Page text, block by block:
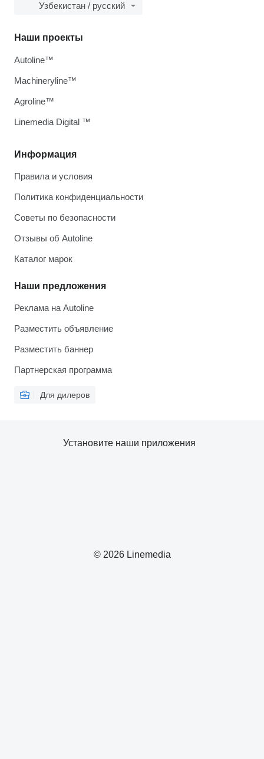
Узбекистан / русский
Информация
Правила и условия
Политика конфиденциальности
Советы по безопасности
Отзывы об Autoline
Каталог марок
Наши предложения
Реклама на Autoline
Разместить объявление
Разместить баннер
Партнерская программа
Для дилеров
Наши проекты
Autoline™
Machineryline™
Agroline™
Linemedia Digital ™
© 2026 Linemedia
Установите наши приложения